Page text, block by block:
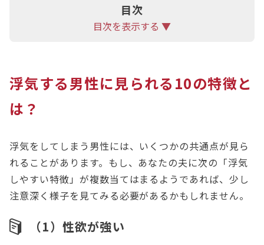
目次
目次を表示する ▼
浮気する男性に見られる10の特徴と
は？
浮気をしてしまう男性には、いくつかの共通点が見ら
れることがあります。もし、あなたの夫に次の「浮気
しやすい特徴」が複数当てはまるようであれば、少し
注意深く様子を見てみる必要があるかもしれません。
（1）性欲が強い